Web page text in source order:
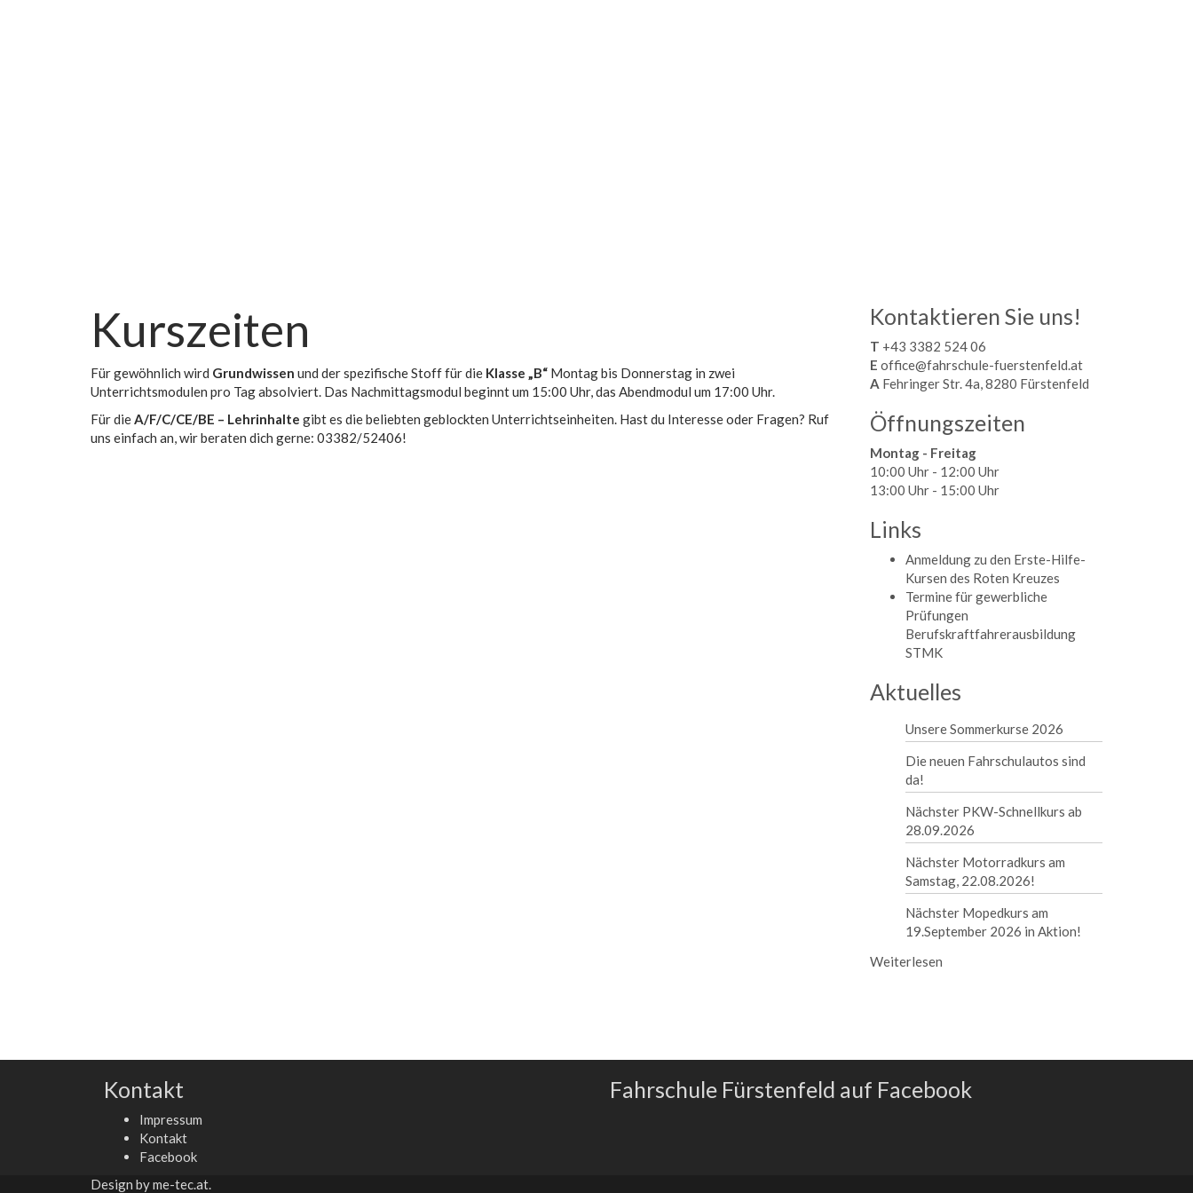
Kurszeiten
Für gewöhnlich wird Grundwissen und der spezifische Stoff für die Klasse „B“ Montag bis Donnerstag in zwei
Unterrichtsmodulen pro Tag absolviert. Das Nachmittagsmodul beginnt um 15:00 Uhr, das Abendmodul um 17:00 Uhr.
Für dieA/F/C/CE/BE – Lehrinhalte gibt es die beliebten geblockten Unterrichtseinheiten. Hast du Interesse oder Fragen? Ruf
uns einfach an, wir beraten dich gerne: 03382/52406!
Kontaktieren Sie uns!
T +43 3382 524 06
E office@fahrschule-fuerstenfeld.at
A Fehringer Str. 4a, 8280 Fürstenfeld
Öffnungszeiten
Montag - Freitag
10:00 Uhr - 12:00 Uhr
13:00 Uhr - 15:00 Uhr
Links
Anmeldung zu den Erste-Hilfe-
Kursen des Roten Kreuzes
Termine für gewerbliche
Prüfungen
Berufskraftfahrerausbildung
STMK
Aktuelles
Unsere Sommerkurse 2026
Die neuen Fahrschulautos sind
da!
Nächster PKW-Schnellkurs ab
28.09.2026
Nächster Motorradkurs am
Samstag, 22.08.2026!
Nächster Mopedkurs am
19.September 2026 in Aktion!
Weiterlesen
Kontakt
Impressum
Kontakt
Facebook
Fahrschule Fürstenfeld auf Facebook
Design byme-tec.at.